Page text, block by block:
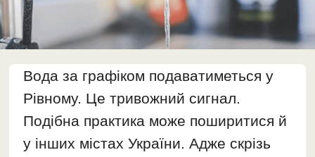
Вода за графіком подаватиметься у
Рівному. Це тривожний сигнал.
Подібна практика може поширитися й
у інших містах України. Адже скрізь